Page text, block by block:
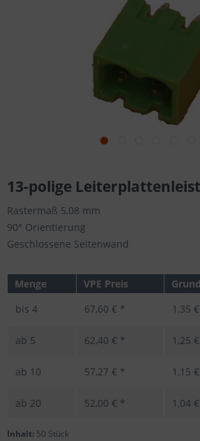
13-polige
Rastermaß 5,08 mm
90° Orientierung
Geschlossene Seitenwand
Menge VPE Preis
bis 4 67,60 € * 1,35
ab 5 62,40 € * 1,25
ab 10 57,27 € * 1,15
ab 20 52,00 € * 1,04
Inhalt: 50 Stück